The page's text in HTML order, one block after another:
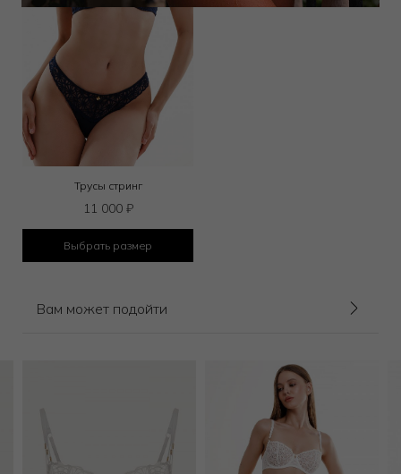
Трусы стринг
11 000 ₽
Выбрать размер
Вам может подойти